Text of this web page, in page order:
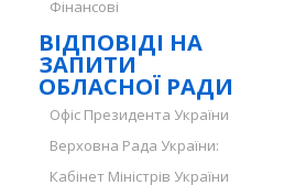
Фінансові
ВІДПОВІДІ НА
ЗАПИТИ
ОБЛАСНОЇ РАДИ
Офіс Президента України
Верховна Рада України:
Кабінет Міністрів України